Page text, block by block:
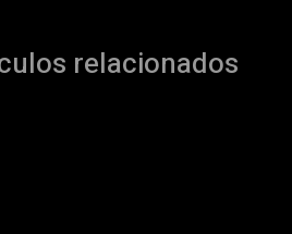
relacionados